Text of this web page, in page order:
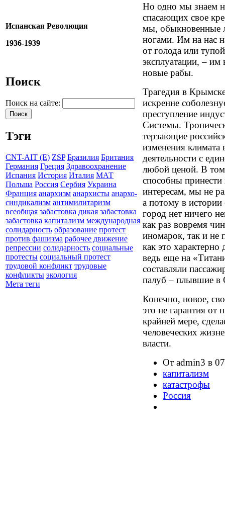
Испанская Революция
1936-1939
Поиск
Поиск на сайте:
Тэги
CNT-AIT (E) ZSP Бразилия Британия
Германия Греция Здравоохранение
Испания История Италия МАТ
Польша Россия Сербия Украина
Франция анархизм анархисты анархо-
синдикализм антимилитаризм
всеобщая забастовка дикая забастовка
забастовка капитализм международная
солидарность образование протест
против фашизма рабочее движение
репрессии солидарность социальные
протесты социальный протест
трудовой конфликт трудовые
конфликты экология
Мета теги
Но одно мы знаем
спасающих свое
мы, обыкновенные
ногами. Им на нас
от голода или
эксплуатации, – им
новые рабы.
Трагедия в
искренне
преступление
Системы.
терзающие
изменения климата
деятельности с
любой ценой. В
способны
интересам, мы не
а потому в
город нет ничего
как раз вовремя
иномарок, так и не
как это характерно
ведь еще на
составляли
палуб – плывшие
Конечно, новое,
это не гарантия
крайней мере,
человеческих
власти.
От admin3 в
капитализм
катастрофы
Россия